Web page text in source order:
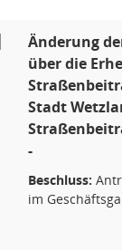
Änderung
über die
Stadt
-
Beschluss:
im